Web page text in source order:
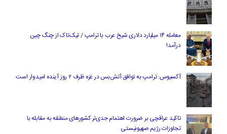
معامله ۱۴ میلیارد دلاری شیخ عرب با ترامپ / تیک‌تاک از چنگ چین
درآمد!
آکسیوس: ترامپ به توافق آتش‌بس در غزه ظرف ۲ روز آینده امیدوار است
تاکید عراقچی بر ضرورت اهتمام جدی‌تر کشورهای منطقه به مقابله با
تجاوزات رژیم صهیونیستی